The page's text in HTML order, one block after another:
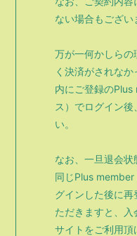
会員登録 ログ
ない場合もござい
万が一何かしらの
く決済がされな
内にご登録の
ス）でログイン
い。
なお、一旦退会
同じPlus member
グインした後に
ただきますと、入
サイトをご利用頂